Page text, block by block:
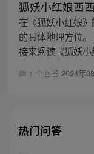
狐妖小红娘西
在《狐妖小红娘
的具体地理方位
接来阅读《狐妖小
1 个回答 2024年
热门问答